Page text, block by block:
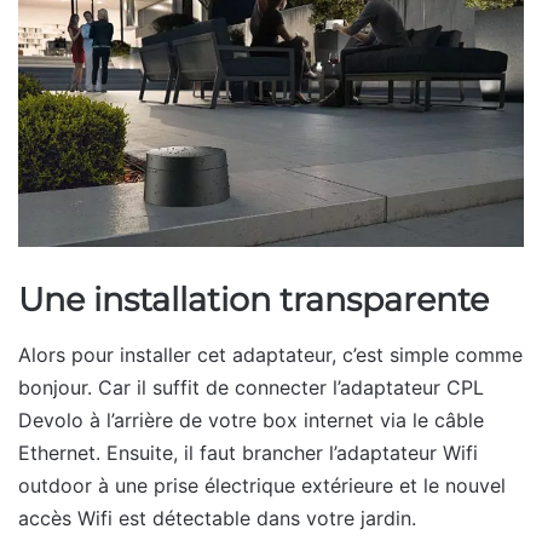
Une installation transparente
Alors pour installer cet adaptateur, c’est simple comme
bonjour. Car il suffit de connecter l’adaptateur CPL
Devolo à l’arrière de votre box internet via le câble
Ethernet. Ensuite, il faut brancher l’adaptateur Wifi
outdoor à une prise électrique extérieure et le nouvel
accès Wifi est détectable dans votre jardin.